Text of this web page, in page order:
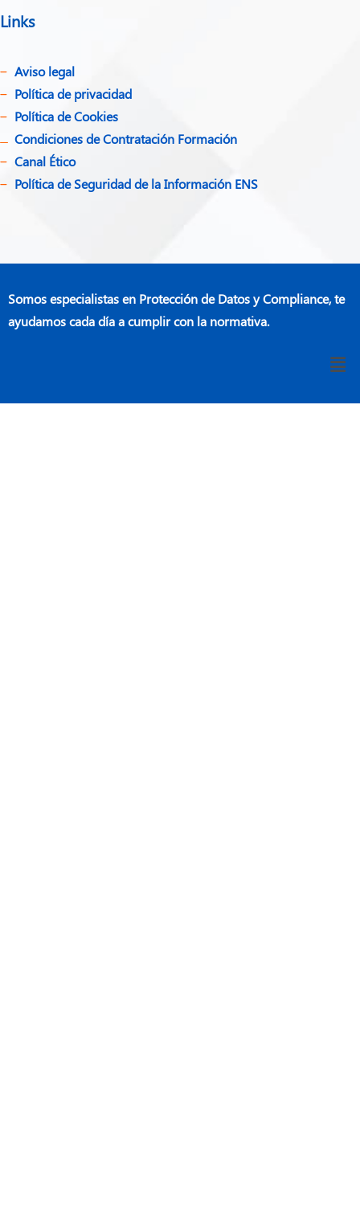
Links
Aviso legal
Política de privacidad​
Política de Cookies
Condiciones de Contratación Formación
Canal Ético
Política de Seguridad de la Información ENS
Somos especialistas en Protección de Datos y Compliance, te
ayudamos cada día a cumplir con la normativa.